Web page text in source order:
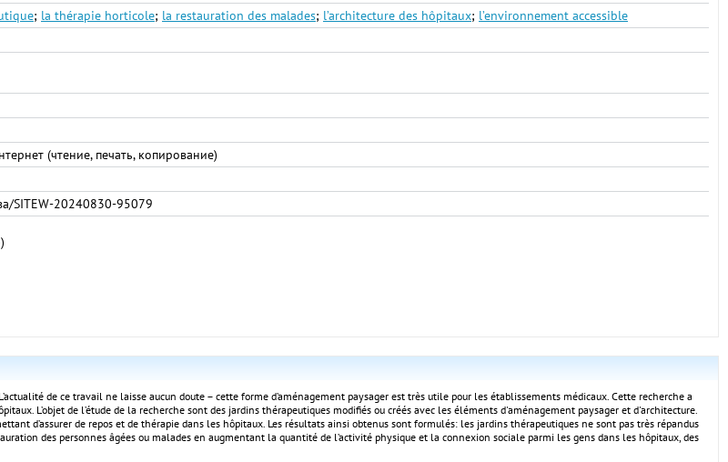
; la thérapie horticole; la restauration des malades; l’architecture des hôpitaux; l’environnement accessible
(чтение, печать, копирование)
SITEW-20240830-95079
de ce travail ne laisse aucun doute – cette forme d’aménagement paysager est très utile pour les établissements médicaux. Cette recherche a
L’objet de l’étude de la recherche sont des jardins thérapeutiques modifiés ou créés avec les éléments d'aménagement paysager et d'architecture.
d’assurer de repos et de thérapie dans les hôpitaux. Les résultats ainsi obtenus sont formulés: les jardins thérapeutiques ne sont pas très répandus
des personnes âgées ou malades en augmentant la quantité de l’activité physique et la connexion sociale parmi les gens dans les hôpitaux, des